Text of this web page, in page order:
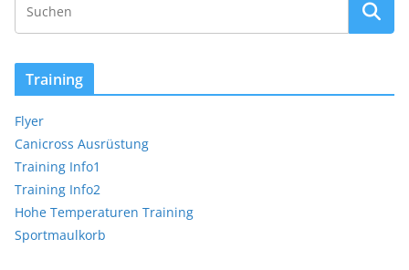
Training
Flyer
Canicross Ausrüstung
Training Info1
Training Info2
Hohe Temperaturen Training
Sportmaulkorb